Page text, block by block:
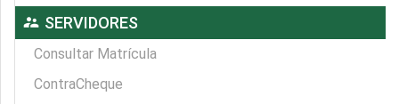
supervisor_account SERVIDORES
Consultar Matrícula
ContraCheque